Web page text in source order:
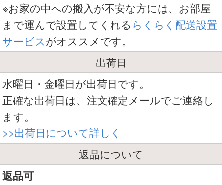
※お家の中への搬入が不安な方には、お部屋
まで運んで設置してくれる らくらく配送設置
サービスがオススメです。
出荷日
水曜日・金曜日が出荷日です。
正確な出荷日は、注文確定メールでご連絡し
ます。
>>出荷日について詳しく
返品について
返品可